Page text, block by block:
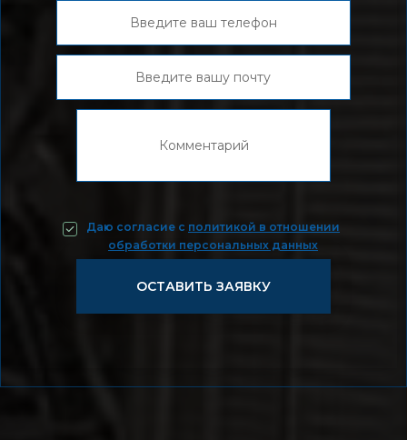
Даю согласие c политикой в отношении
обработки персональных данных